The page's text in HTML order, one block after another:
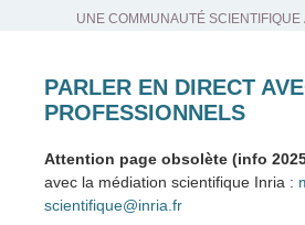
UNE COMMUNAUTÉ SCIENTIFIQUE
PARLER EN DIRECT
PROFESSIONNELS
Attention page obsolète (info
avec la médiation scientifique Inria :
scientifique@inria.fr